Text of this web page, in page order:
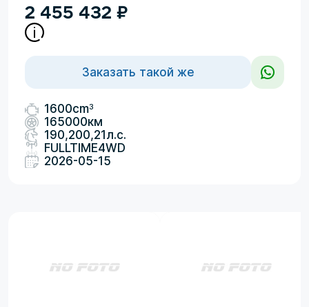
2 455 432 ₽
Заказать такой же
1600cm3
165000км
190,200,21л.с.
FULLTIME4WD
2026-05-15